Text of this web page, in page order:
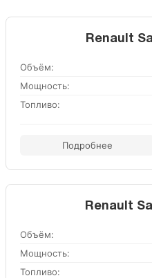
Renault
Объём:
Мощность:
Топливо:
Подробнее
Renault
Объём:
Мощность:
Топливо: